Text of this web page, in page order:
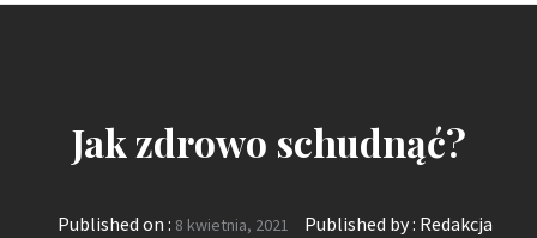
Jak zdrowo schudnąć?
Published on : 8 kwietnia, 2021 Published by : Redakcja